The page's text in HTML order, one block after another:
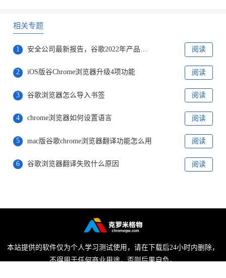
相关专题
1 阅读
2 iOS版谷Chrome浏览器升级4项功能 阅读
3 谷歌浏览器怎么导入书签 阅读
4 chrome浏览器如何设置语言 阅读
5 mac版谷歌chrome浏览器翻译功能怎么用 阅读
6 谷歌浏览器翻译失败什么原因 阅读
本站提供的软件仅为个人学习测试使用，请在下载后24小时内删除，
不得用于任何商业用途，否则后果自负。